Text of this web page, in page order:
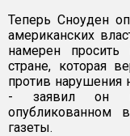
Теперь Сноуден
американских
намерен
стране, которая
против нарушения
- заявил он
опубликованном
газеты.